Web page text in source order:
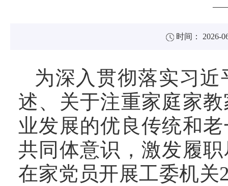
时间： 2026-
为深入贯彻落实习
述、关于注重家庭家
业发展的优良传统和
共同体意识，激发履
在家党员开展工委机关